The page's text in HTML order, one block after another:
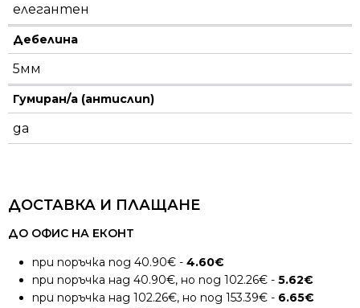
елегантен
Дебелина
5мм
Гумиран/а (антислип)
да
ДОСТАВКА И ПЛАЩАНЕ
ДО ОФИС НА ЕКОНТ
при поръчка под 40.90€ - 4.60€
при поръчка над 40.90€, но под 102.26€ - 5.62€
при поръчка над 102.26€, но под 153.39€ - 6.65€